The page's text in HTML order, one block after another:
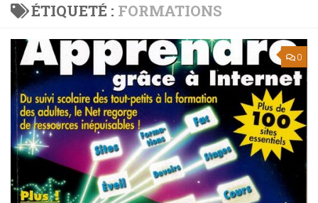
ÉTIQUETÉ : FORMATIONS
0